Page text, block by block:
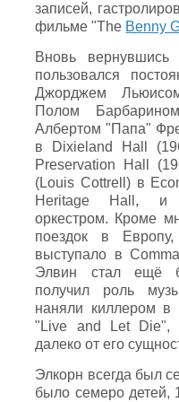
записей,
фильме "The Benny
Вновь
пользовался
Джорджем
Полом
Албертом "Папа"
в Dixieland Hall
Preservation Hall
(Louis Cottrell) в
Heritage Hall, и
оркестром. Кроме
поездок в
выступало в
Элвин стал ещё
получил роль
наняли киллером
"Live and Let Die",
далеко от его
Элкорн всегда был
было семеро детей,